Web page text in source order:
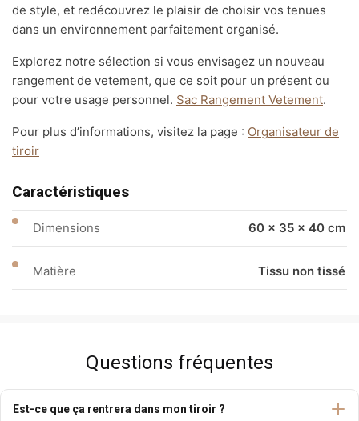
de style, et redécouvrez le plaisir de choisir vos tenues
dans un environnement parfaitement organisé.
Explorez notre sélection si vous envisagez un nouveau
rangement de vetement, que ce soit pour un présent ou
pour votre usage personnel. Sac Rangement Vetement.
Pour plus d’informations, visitez la page : Organisateur de
tiroir
Caractéristiques
Dimensions 60 × 35 × 40 cm
Matière Tissu non tissé
Questions fréquentes
Est-ce que ça rentrera dans mon tiroir ?